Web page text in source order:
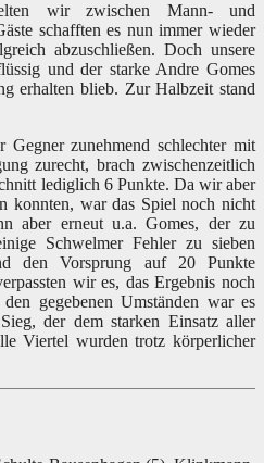
wir zwischen Mann- und
schafften es nun immer wieder
abzuschließen. Doch unsere
und der starke Andre Gomes
erhalten blieb. Zur Halbzeit stand
zunehmend schlechter mit
zurecht, brach zwischenzeitlich
lediglich 6 Punkte. Da wir aber
konnten, war das Spiel noch nicht
aber erneut u.a. Gomes, der zu
Schwelmer Fehler zu sieben
den Vorsprung auf 20 Punkte
wir es, das Ergebnis noch
gegebenen Umständen war es
der dem starken Einsatz aller
Viertel wurden trotz körperlicher